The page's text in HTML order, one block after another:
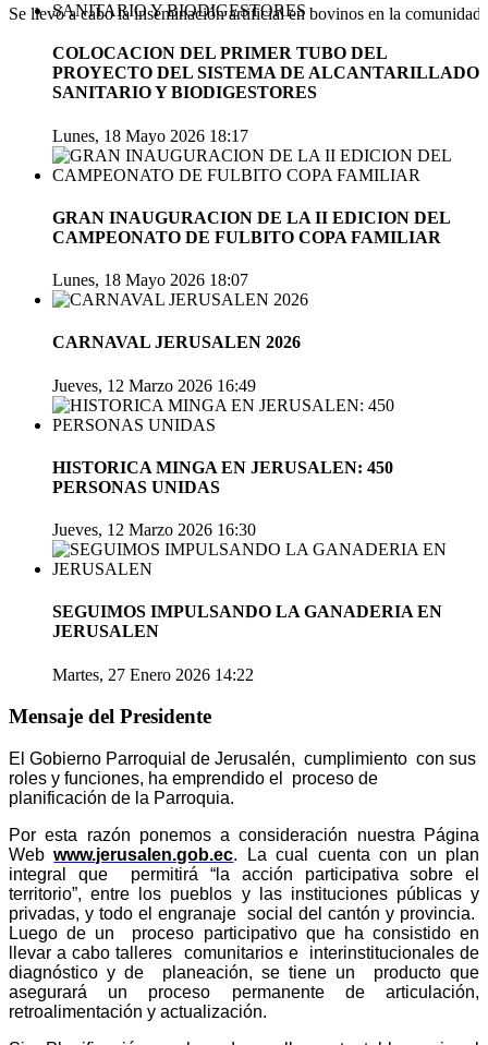
Se llevó a cabo la inseminación artificial en bovinos en la comunidad
COLOCACION DEL PRIMER TUBO DEL
PROYECTO DEL SISTEMA DE ALCANTARILLADO
SANITARIO Y BIODIGESTORES
Lunes, 18 Mayo 2026 18:17
GRAN INAUGURACION DE LA II EDICION DEL
CAMPEONATO DE FULBITO COPA FAMILIAR
Lunes, 18 Mayo 2026 18:07
CARNAVAL JERUSALEN 2026
Jueves, 12 Marzo 2026 16:49
HISTORICA MINGA EN JERUSALEN: 450
PERSONAS UNIDAS
Jueves, 12 Marzo 2026 16:30
SEGUIMOS IMPULSANDO LA GANADERIA EN
JERUSALEN
Martes, 27 Enero 2026 14:22
Mensaje del Presidente
El Gobierno Parroquial de Jerusalén, cumplimiento con sus
roles y funciones, ha emprendido el proceso de
planificación de la Parroquia.
Por esta razón ponemos a consideración nuestra Página
Webwww.jerusalen.gob.ec. La cual cuenta con un plan
integral que permitirá “la acción participativa sobre el
territorio”, entre los pueblos y las instituciones públicas y
privadas, y todo el engranaje social del cantón y provincia.
Luego de un proceso participativo que ha consistido en
llevar a cabo talleres comunitarios e interinstitucionales de
diagnóstico y de planeación, se tiene un producto que
asegurará un proceso permanente de articulación,
retroalimentación y actualización.